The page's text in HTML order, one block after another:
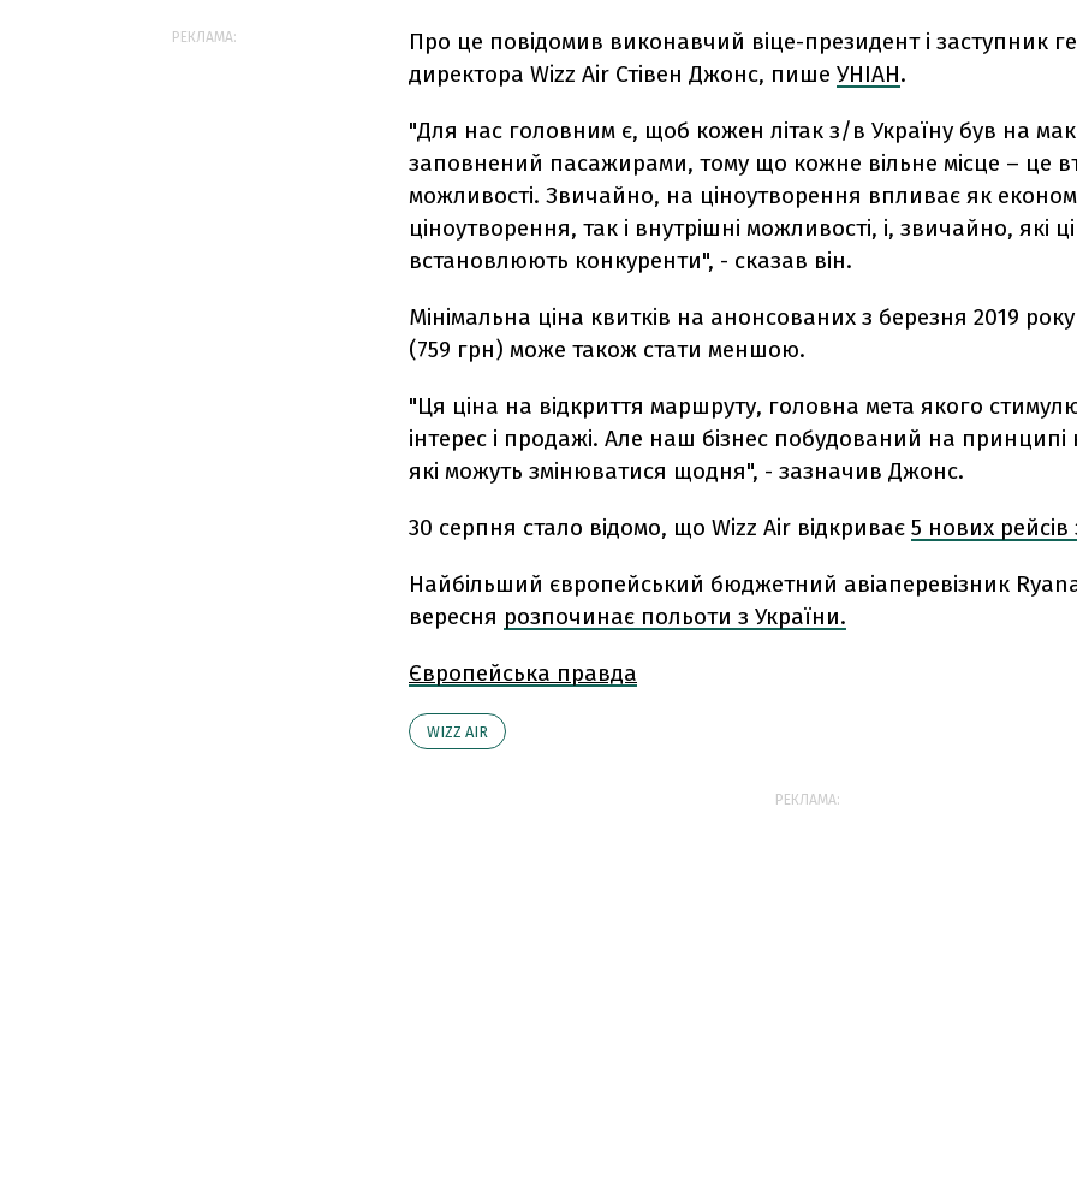
Про це повідомив виконавчий віце-президент і заступник
директора Wizz Air Стівен Джонс, пише УНІАН.
"Для нас головним є, щоб кожен літак з/в Україну був на
заповнений пасажирами, тому що кожне вільне місце – це
можливості. Звичайно, на ціноутворення впливає як
ціноутворення, так і внутрішні можливості, і, звичайно, які
встановлюють конкуренти", - сказав він.
Мінімальна ціна квитків на анонсованих з березня 2019
(759 грн) може також стати меншою.
"Ця ціна на відкриття маршруту, головна мета якого
інтерес і продажі. Але наш бізнес побудований на принципі
які можуть змінюватися щодня", - зазначив Джонс.
30 серпня стало відомо, що Wizz Air відкриває 5 нових рейсів
Найбільший європейський бюджетний авіаперевізник
вересня розпочинає польоти з України.
Європейська правда
WIZZ AIR
РЕКЛАМА:
РЕКЛАМА: